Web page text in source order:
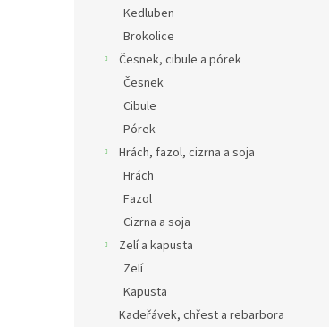
Kedluben
Brokolice
Česnek, cibule a pórek
Česnek
Cibule
Pórek
Hrách, fazol, cizrna a soja
Hrách
Fazol
Cizrna a soja
Zelí a kapusta
Zelí
Kapusta
Kadeřávek, chřest a rebarbora